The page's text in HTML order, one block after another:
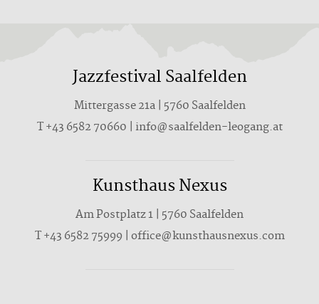
Jazzfestival Saalfelden
Mittergasse 21a | 5760 Saalfelden
T+43 6582 70660 | info@saalfelden-leogang.at
Kunsthaus Nexus
Am Postplatz 1 | 5760 Saalfelden
T+43 6582 75999 | office@kunsthausnexus.com